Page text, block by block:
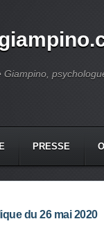
Giampino,
PRESSE
du 26 mai 2020